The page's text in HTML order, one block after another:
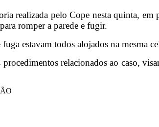
realizada pelo Cope nesta quinta, em
romper a parede e fugir.
estavam todos alojados na mesma
relacionados ao caso,